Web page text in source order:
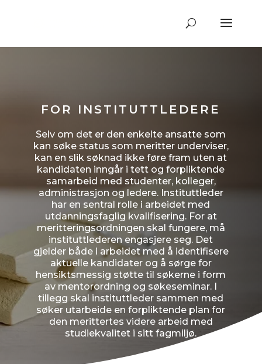
FOR INSTITUTTLEDERE
Selv om det er den enkelte ansatte som
kan søke status som meritter underviser,
kan en slik søknad ikke føre fram uten at
kandidaten inngår i tett og forpliktende
samarbeid med studenter, kolleger,
administrasjon og ledere. Instituttleder
har en sentral rolle i arbeidet med
utdanningsfaglig kvalifisering. For at
meritteringsordningen skal fungere, må
instituttlederen engasjere seg. Det
gjelder både i arbeidet med å identifisere
aktuelle kandidater og å sørge for
hensiktsmessig støtte til søkerne i form
av mentorordning og søkeseminar. I
tillegg skal instituttleder sammen med
søker utarbeide en forpliktende plan for
den merittertes videre arbeid med
studiekvalitet i sitt fagmiljø.